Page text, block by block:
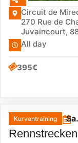
Circuit de
270 Rue de
Juvaincourt,
All day
395€
Kurventraining